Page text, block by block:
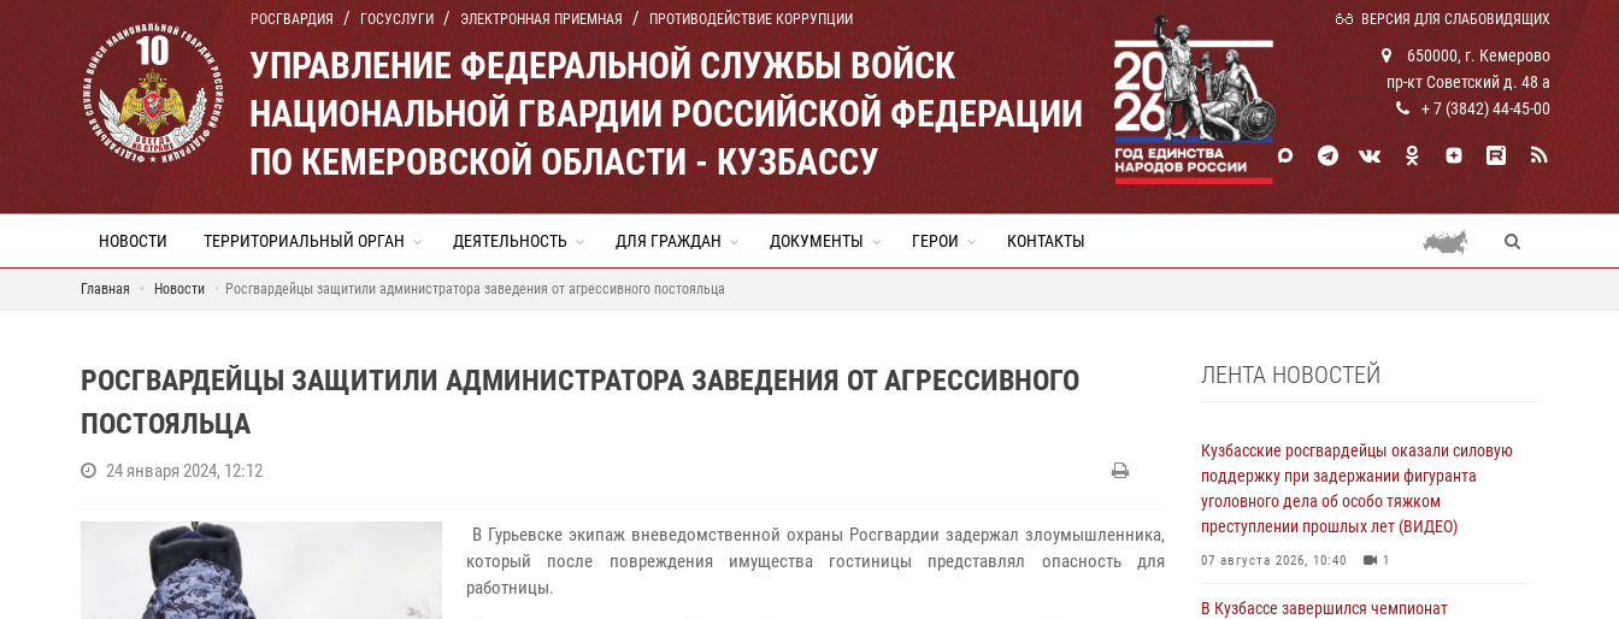
РОСГВАРДИЯ ГОСУСЛУГИ ЭЛЕКТРОННАЯ ПРИЕМНАЯ ПРОТИВОДЕЙСТВИЕ КОРРУПЦИИ ВЕРСИЯ ДЛЯ СЛАБОВИДЯЩИХ
УПРАВЛЕНИЕ ФЕДЕРАЛЬНОЙ СЛУЖБЫ ВОЙСК
НАЦИОНАЛЬНОЙ ГВАРДИИ РОССИЙСКОЙ ФЕДЕРАЦИИ
ПО КЕМЕРОВСКОЙ ОБЛАСТИ - КУЗБАССУ
650000, г. Кемерово
пр-кт Советский д. 48 а
+ 7 (3842) 44-45-00
НОВОСТИ ТЕРРИТОРИАЛЬНЫЙ ОРГАН ДЕЯТЕЛЬНОСТЬ ДЛЯ ГРАЖДАН ДОКУМЕНТЫ ГЕРОИ КОНТАКТЫ
Главная Новости Росгвардейцы защитили администратора заведения от агрессивного постояльца
РОСГВАРДЕЙЦЫ ЗАЩИТИЛИ АДМИНИСТРАТОРА ЗАВЕДЕНИЯ ОТ АГРЕССИВНОГО
ПОСТОЯЛЬЦА
24 января 2024, 12:12
В Гурьевске экипаж вневедомственной охраны Росгвардии задержал злоумышленника,
который после повреждения имущества гостиницы представлял опасность для
работницы.
ЛЕНТА НОВОСТЕЙ
Кузбасские росгвардейцы оказали силовую
поддержку при задержании фигуранта
уголовного дела об особо тяжком
преступлении прошлых лет (ВИДЕО)
07 августа 2026, 10:40 1
В Кузбассе завершился чемпионат